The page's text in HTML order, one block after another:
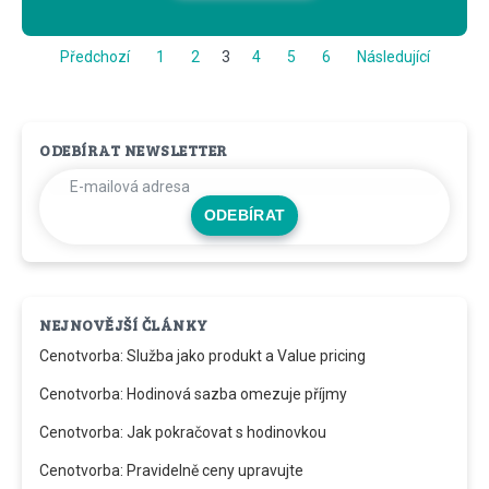
Předchozí 1 2 3 4 5 6 Následující
ODEBÍRAT NEWSLETTER
ODEBÍRAT
NEJNOVĚJŠÍ ČLÁNKY
Cenotvorba: Služba jako produkt a Value pricing
Cenotvorba: Hodinová sazba omezuje příjmy
Cenotvorba: Jak pokračovat s hodinovkou
Cenotvorba: Pravidelně ceny upravujte